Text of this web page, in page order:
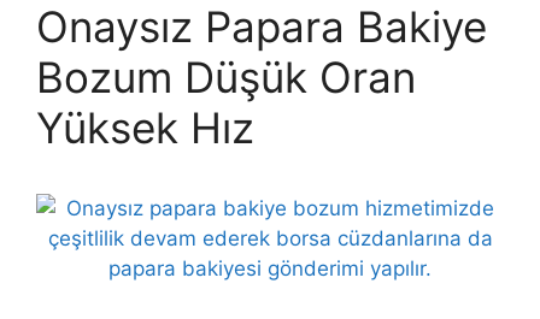
Onaysız Papara Bakiye
Bozum Düşük Oran
Yüksek Hız